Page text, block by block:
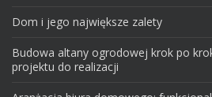
Dom i jego największe zalety
Budowa altany ogrodowej krok po
projektu do realizacji